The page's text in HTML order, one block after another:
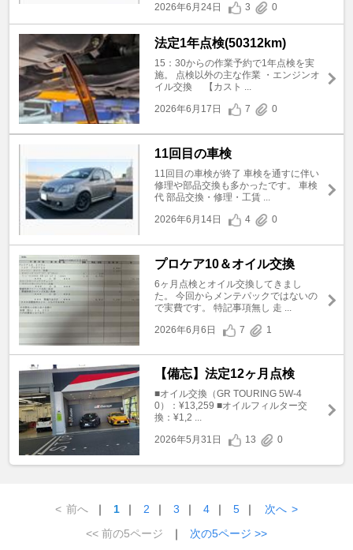
2026年6月24日
3 0
法定1年点検(50312km)
15：30からの作業予約で1年点検を実
施。 点検以外の主な作業 ・エンジンオ
イル交換 【カスト ...
2026年6月17日
7 0
11回目の車検
11回目の車検が終了 車検を通すに伴い
修理や部品交換も多かったです。 車検
代 部品交換・修理・工賃 ...
2026年6月14日
4 0
プロケア10＆オイル交換
6ヶ月点検とオイル交換してきまし
た。 今回からメンテパックではないの
で実費です。 特記事項無し 走 ...
2026年6月6日
7 1
【備忘】法定12ヶ月点検
■オイル交換（GR TOURING 5W-4
0）：¥13,259 ■オイルフィルター交
換：¥1,2 ...
2026年5月31日
13 0
< 前へ ｜ 1 ｜ 2 ｜ 3 ｜ 4 ｜ 5 ｜ 次へ >
<< 前の5ページ
｜ 次の5ページ >>